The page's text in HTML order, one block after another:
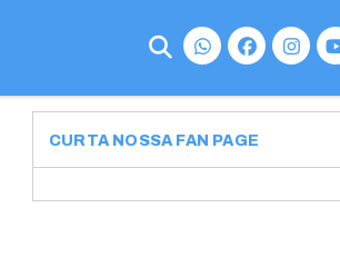
CURTA NOSSA FAN PAGE